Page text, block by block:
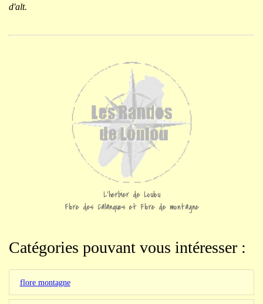
d'alt.
L'herbier de Loulou
Flore des Calanques et Flore de montagne
Catégories pouvant vous intéresser :
flore montagne